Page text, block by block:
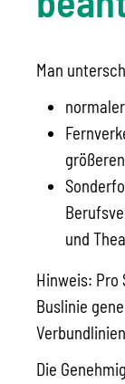
Man
und
Hinweis: Pro
Buslinie gene
Die